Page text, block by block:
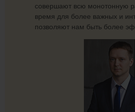
совершают всю монотонную
время для более важных и
позволяют нам быть более